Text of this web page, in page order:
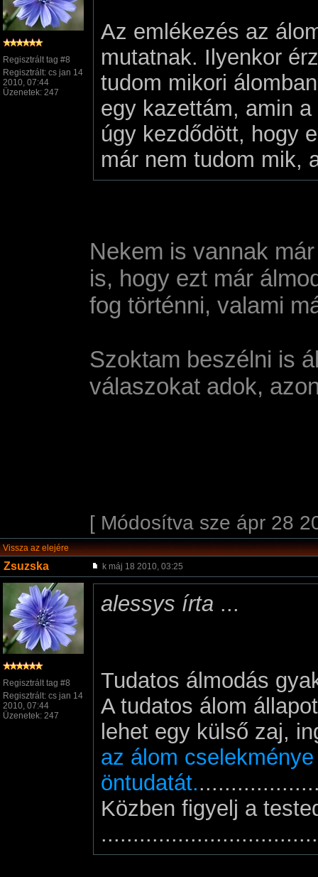
Regisztrált tag #8
Regisztrált: cs jan 14
2010, 07:44
Üzenetek: 247
Az emlékezés az
mutatnak. Ilyenkor
tudom mikori
egy kazettám, amin
úgy kezdődött, hogy
már nem tudom mik,
Nekem is vannak
is, hogy ezt már
fog történni, valami
Szoktam beszélni is
válaszokat adok,
[ Módosítva sze ápr 28
Vissza az elejére
Zsuzska k máj 18 2010, 03:25
Regisztrált tag #8
Regisztrált: cs jan 14
2010, 07:44
Üzenetek: 247
alessys írta ...
Tudatos álmodás
A tudatos álom
lehet egy külső zaj,
az álom
öntudatát.
Közben figyelj a